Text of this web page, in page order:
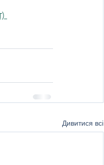
Дивитися всі